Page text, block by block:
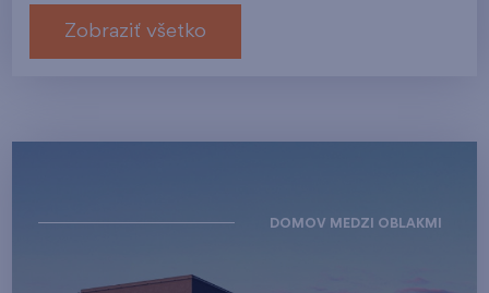
Zobraziť všetko
DOMOV MEDZI OBLAKMI